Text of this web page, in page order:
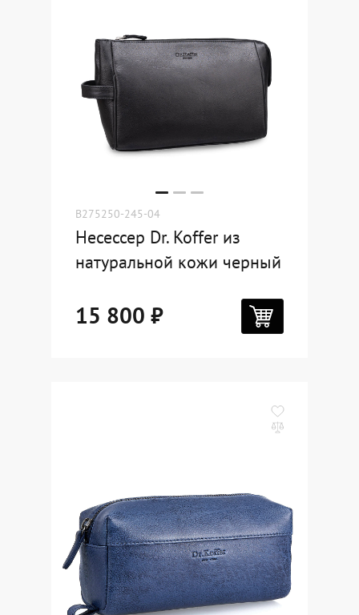
Контакты
Программа лояльности
Политика обработки персональных
данных
B275250-245-04
Несессер Dr. Koffer из
натуральной кожи черный
15 800 ₽